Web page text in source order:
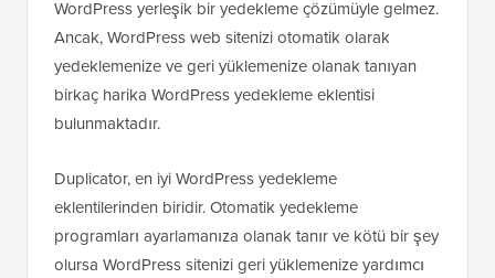
WordPress yerleşik bir yedekleme çözümüyle gelmez.
Ancak, WordPress web sitenizi otomatik olarak
yedeklemenize ve geri yüklemenize olanak tanıyan
birkaç harika WordPress yedekleme eklentisi
bulunmaktadır.
Duplicator, en iyi WordPress yedekleme
eklentilerinden biridir. Otomatik yedekleme
programları ayarlamanıza olanak tanır ve kötü bir şey
olursa WordPress sitenizi geri yüklemenize yardımcı